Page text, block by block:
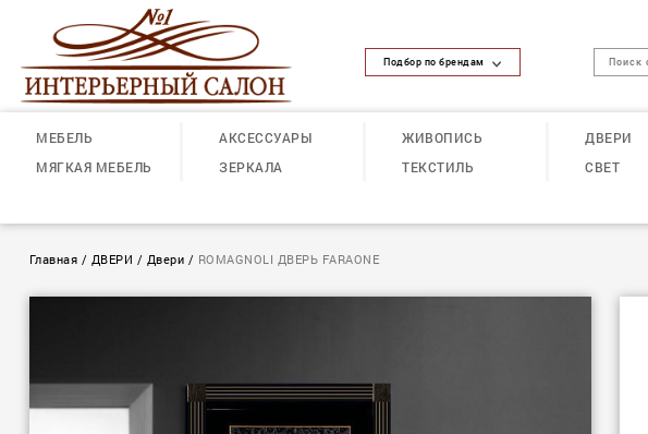
Подбор по брендам
МЕБЕЛЬ
МЯГКАЯ МЕБЕЛЬ
АКСЕССУАРЫ
ЗЕРКАЛА
ЖИВОПИСЬ
ТЕКСТИЛЬ
ДВЕРИ
СВЕТ
Главная / ДВЕРИ / Двеpи / ROMAGNOLI ДВЕРЬ FARAONE